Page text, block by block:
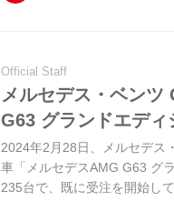
Official Staff
メルセデス・ベンツ
G63 グランドエデ
2024年2月28日、メルセデス
車「メルセデスAMG G63 グ
235台で、既に受注を開始し